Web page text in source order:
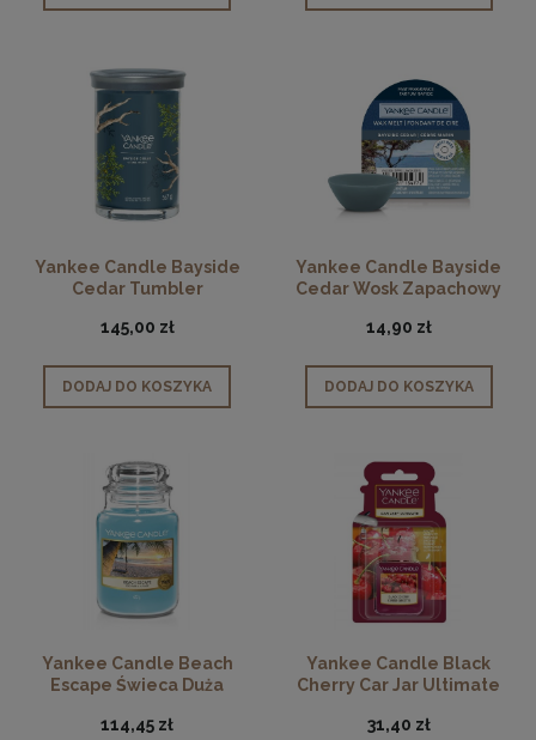
Yankee Candle Bayside
Cedar Tumbler
145,00 zł
DODAJ DO KOSZYKA
Yankee Candle Bayside
Cedar Wosk Zapachowy
14,90 zł
DODAJ DO KOSZYKA
Yankee Candle Beach
Escape Świeca Duża
114,45 zł
Yankee Candle Black
Cherry Car Jar Ultimate
31,40 zł